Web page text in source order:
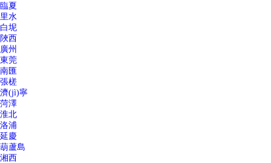
臨夏
里水
白坭
陜西
廣州
東莞
南匯
張槎
濟(jì)寧
菏澤
淮北
洛浦
延慶
葫蘆島
湘西